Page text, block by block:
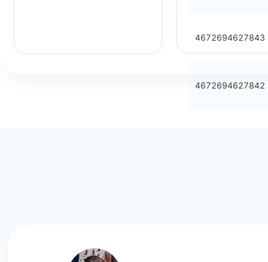
4672694627843
4672694627842